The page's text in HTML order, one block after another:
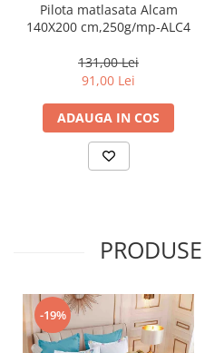
Pilota matlasata Alcam
140X200 cm,250g/mp-ALC4
131,00 Lei
91,00 Lei
ADAUGA IN COS
-19%